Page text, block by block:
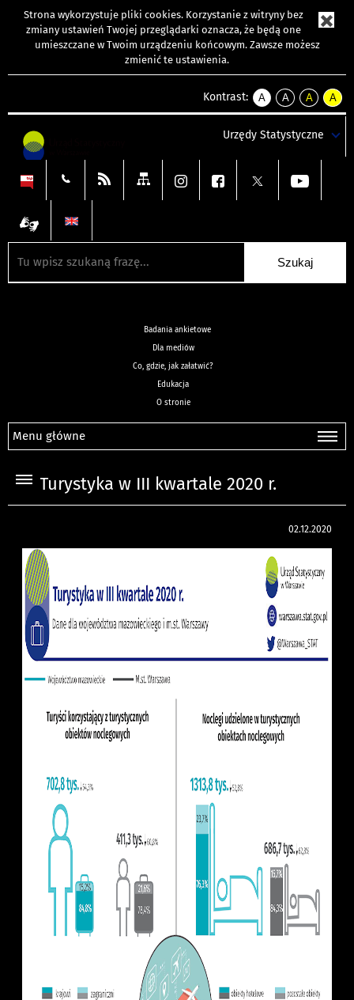
Strona wykorzystuje pliki cookies. Korzystanie z witryny bez
zmiany ustawień Twojej przeglądarki oznacza, że będą one
umieszczane w Twoim urządzeniu końcowym. Zawsze możesz
zmienić te ustawienia.
Kontrast:
A
kontrast
A
kontrast
tekst
czarnym
A
kontrast
tekst
czarnym
A
tekst
żółtym
Urzędy Statystyczne
Badania ankietowe
Dla mediów
Co, gdzie, jak załatwić?
Edukacja
O stronie
Menu główne
Turystyka w III kwartale 2020 r.
02.12.2020